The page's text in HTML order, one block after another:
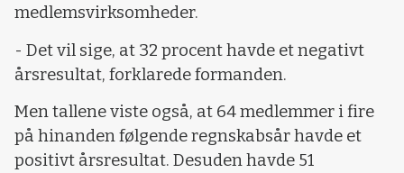
medlemsvirksomheder.
- Det vil sige, at 32 procent havde et negativt
årsresultat, forklarede formanden.
Men tallene viste også, at 64 medlemmer i fire
på hinanden følgende regnskabsår havde et
positivt årsresultat. Desuden havde 51